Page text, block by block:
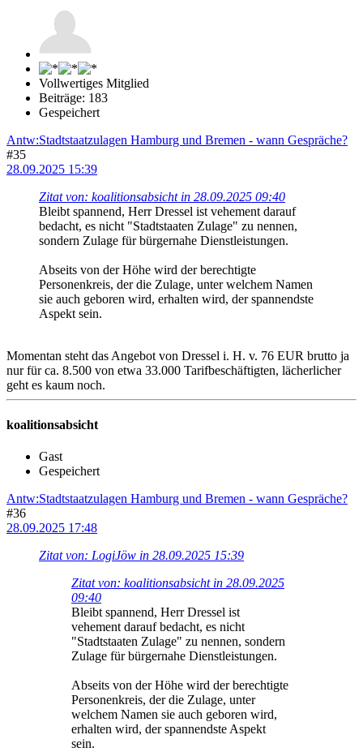
Vollwertiges Mitglied
Beiträge: 183
Gespeichert
Antw:Stadtstaatzulagen Hamburg und Bremen - wann Gespräche?
#35
28.09.2025 15:39
Zitat von: koalitionsabsicht in 28.09.2025 09:40
Bleibt spannend, Herr Dressel ist vehement darauf
bedacht, es nicht "Stadtstaaten Zulage" zu nennen,
sondern Zulage für bürgernahe Dienstleistungen.
Abseits von der Höhe wird der berechtigte
Personenkreis, der die Zulage, unter welchem Namen
sie auch geboren wird, erhalten wird, der spannendste
Aspekt sein.
Momentan steht das Angebot von Dressel i. H. v. 76 EUR brutto ja
nur für ca. 8.500 von etwa 33.000 Tarifbeschäftigten, lächerlicher
geht es kaum noch.
koalitionsabsicht
Gast
Gespeichert
Antw:Stadtstaatzulagen Hamburg und Bremen - wann Gespräche?
#36
28.09.2025 17:48
Zitat von: LogiJöw in 28.09.2025 15:39
Zitat von: koalitionsabsicht in 28.09.2025
09:40
Bleibt spannend, Herr Dressel ist
vehement darauf bedacht, es nicht
"Stadtstaaten Zulage" zu nennen, sondern
Zulage für bürgernahe Dienstleistungen.
Abseits von der Höhe wird der berechtigte
Personenkreis, der die Zulage, unter
welchem Namen sie auch geboren wird,
erhalten wird, der spannendste Aspekt
sein.